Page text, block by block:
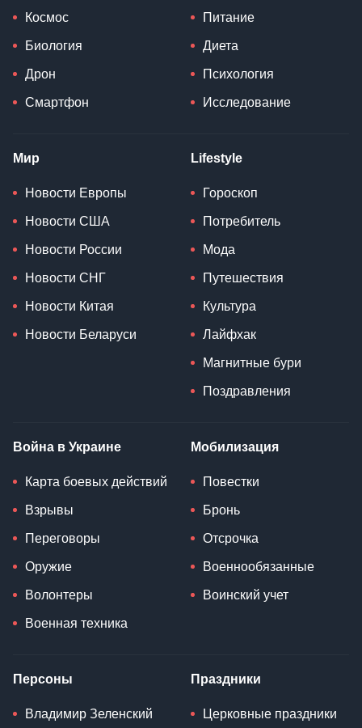
Космос
Биология
Дрон
Смартфон
Питание
Диета
Психология
Исследование
Мир
Новости Европы
Новости США
Новости России
Новости СНГ
Новости Китая
Новости Беларуси
Lifestyle
Гороскоп
Потребитель
Мода
Путешествия
Культура
Лайфхак
Магнитные бури
Поздравления
Война в Украине
Карта боевых действий
Взрывы
Переговоры
Оружие
Волонтеры
Военная техника
Мобилизация
Повестки
Бронь
Отсрочка
Военнообязанные
Воинский учет
Персоны
Владимир Зеленский
Праздники
Церковные праздники